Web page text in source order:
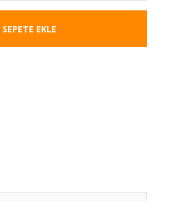
SEPETE EKLE